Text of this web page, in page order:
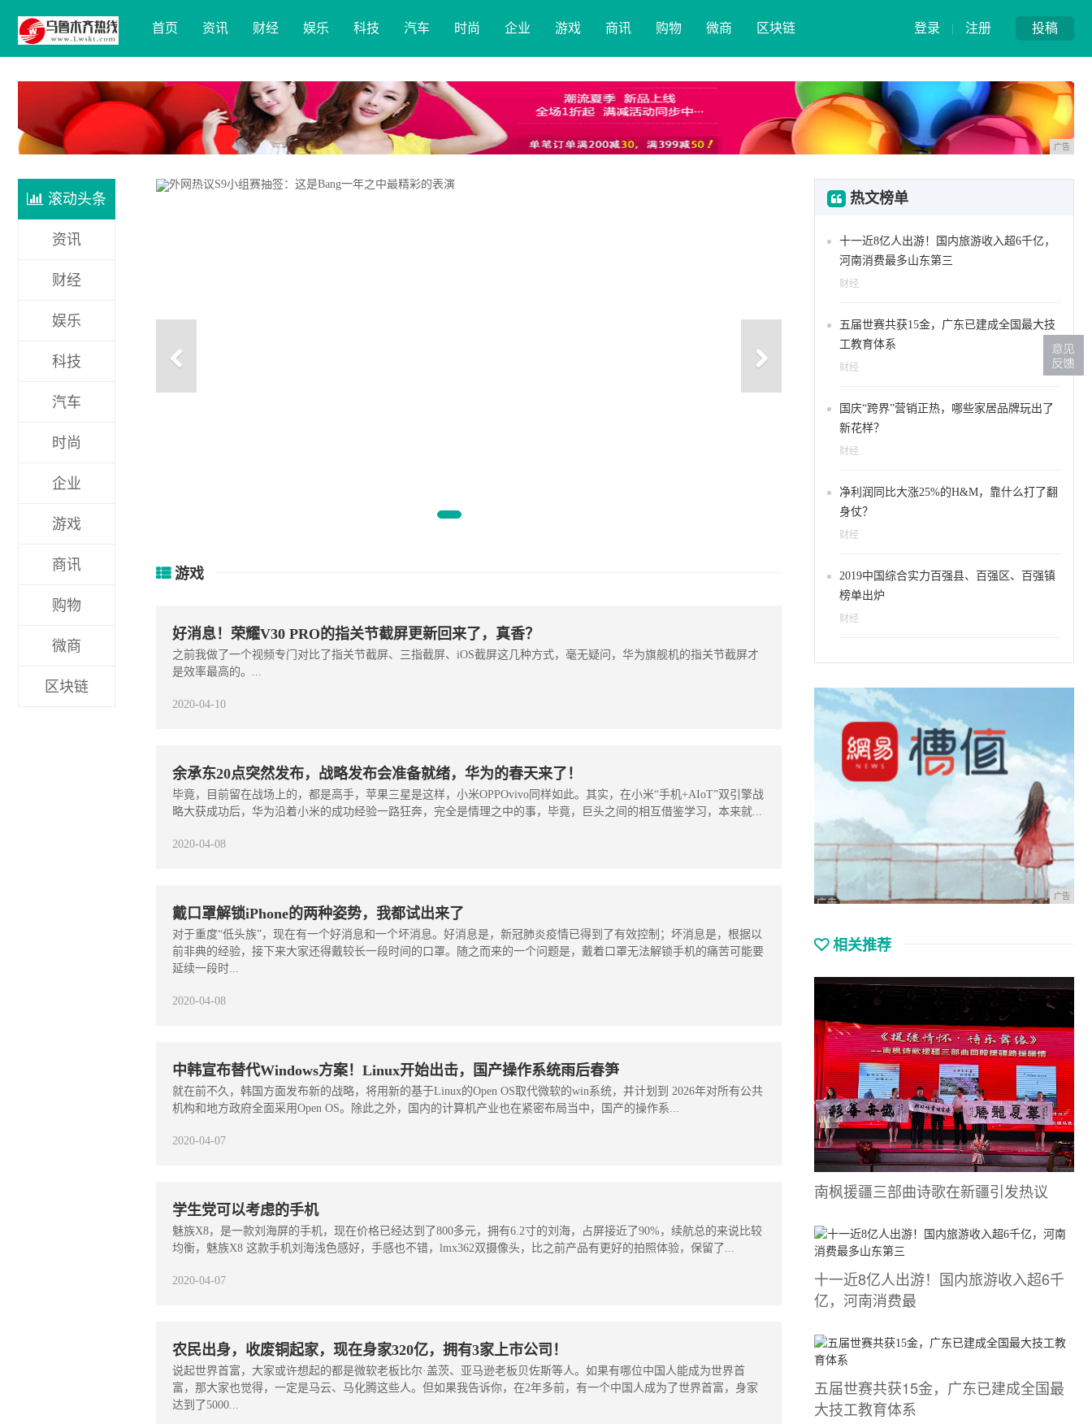
投稿
登录 | 注册
首页 资讯 财经 娱乐 科技 汽车 时尚 企业 游戏 商讯 购物 微商 区块链
广告
滚动头条
资讯
财经
娱乐
科技
汽车
时尚
企业
游戏
商讯
购物
微商
区块链
这是Ba
游戏
好消息！荣耀V30 PRO的指关节截屏更新回来了，真香？
之前我做了一个视频专门对比了指关节截屏、三指截屏、iOS截屏这几种方式，毫无疑问，华为旗舰机的指关节截屏才
是效率最高的。...
2020-04-10
余承东20点突然发布，战略发布会准备就绪，华为的春天来了！
毕竟，目前留在战场上的，都是高手，苹果三星是这样，小米OPPOvivo同样如此。其实，在小米“手机+AIoT”双引擎战
略大获成功后，华为沿着小米的成功经验一路狂奔，完全是情理之中的事，毕竟，巨头之间的相互借鉴学习，本来就...
2020-04-08
戴口罩解锁iPhone的两种姿势，我都试出来了
对于重度“低头族”，现在有一个好消息和一个坏消息。好消息是，新冠肺炎疫情已得到了有效控制；坏消息是，根据以
前非典的经验，接下来大家还得戴较长一段时间的口罩。随之而来的一个问题是，戴着口罩无法解锁手机的痛苦可能要
延续一段时...
2020-04-08
中韩宣布替代Windows方案！Linux开始出击，国产操作系统雨后春笋
就在前不久，韩国方面发布新的战略，将用新的基于Linux的Open OS取代微软的win系统，并计划到 2026年对所有公共
机构和地方政府全面采用Open OS。​除此之外，国内的计算机产业也在紧密布局当中，国产的操作系...
2020-04-07
学生党可以考虑的手机
魅族X8，是一款刘海屏的手机，现在价格已经达到了800多元，拥有6.2寸的刘海，占屏接近了90%，续航总的来说比较
均衡，魅族X8 这款手机刘海浅色感好，手感也不错，lmx362双摄像头，比之前产品有更好的拍照体验，保留了...
2020-04-07
农民出身，收废铜起家，现在身家320亿，拥有3家上市公司！
说起世界首富，大家或许想起的都是微软老板比尔·盖茨、亚马逊老板贝佐斯等人。如果有哪位中国人能成为世界首
富，那大家也觉得，一定是马云、马化腾这些人。但如果我告诉你，在2年多前，有一个中国人成为了世界首富，身家
达到了5000...
热文榜单
十一近8亿人出游！国内旅游收入超6千亿，
河南消费最多山东第三
财经
五届世赛共获15金，广东已建成全国最大技
工教育体系
财经
国庆“跨界”营销正热，哪些家居品牌玩出了
新花样？
财经
净利润同比大涨25%的H&M，靠什么打了翻
身仗？
财经
2019中国综合实力百强县、百强区、百强镇
榜单出炉
财经
广告
相关推荐
南枫援疆三部曲诗歌在新疆引发热议
十一近8亿人出游！国内旅游收入超6千
亿，河南消费最
五届世赛共获15金，广东已建成全国最
大技工教育体系